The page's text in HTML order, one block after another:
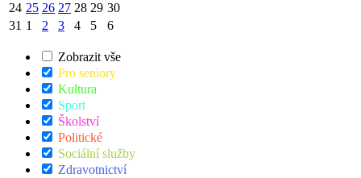
24 25 26 27 28 29 30
31 1 2 3 4 5 6
Zobrazit vše
Pro seniory
Kultura
Sport
Školství
Politické
Sociální služby
Zdravotnictví